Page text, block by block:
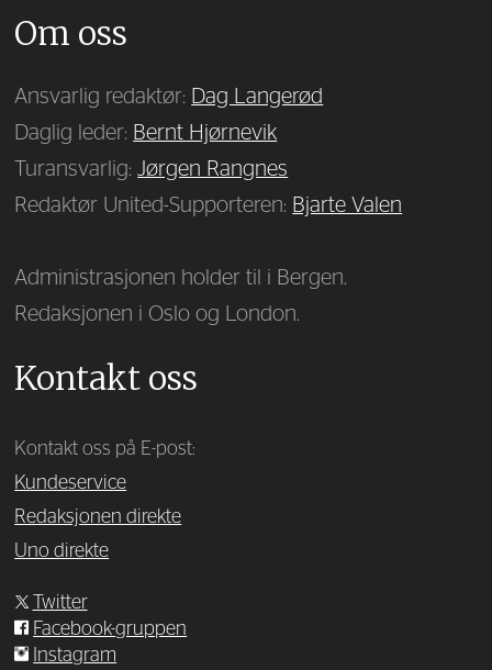
Om oss
Ansvarlig redaktør: Dag Langerød
Daglig leder: Bernt Hjørnevik
Turansvarlig:Jørgen Rangnes
Redaktør United-Supporteren: Bjarte Valen
Administrasjonen holder til i Bergen.
Redaksjonen i Oslo og London.
Kontakt oss
Kontakt oss på E-post:
Kundeservice
Redaksjonen direkte
Uno direkte
Twitter
Facebook-gruppen
Instagram